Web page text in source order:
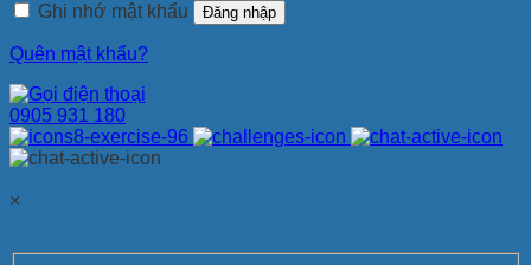
Ghi nhớ mật khẩu Đăng nhập
Quên mật khẩu?
0905 931 180
×